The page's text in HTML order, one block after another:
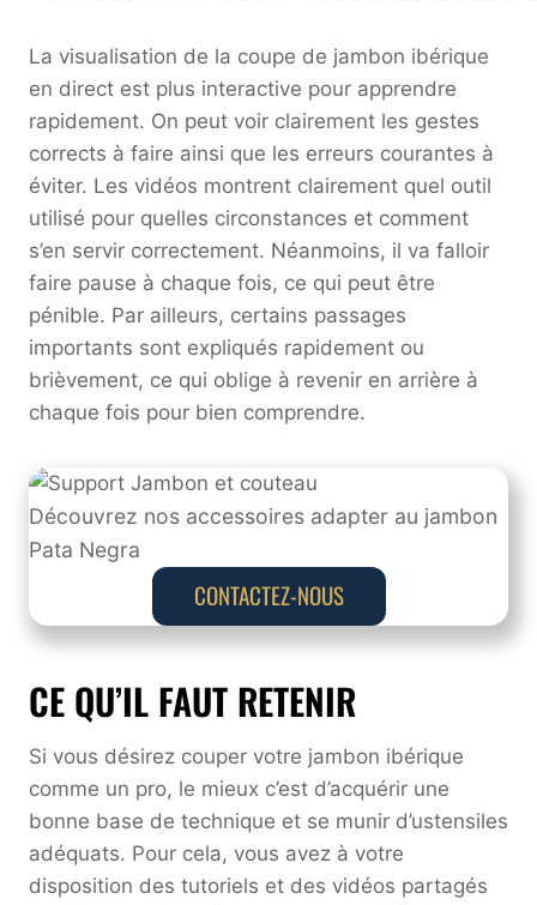
La visualisation de la coupe de jambon ibérique
en direct est plus interactive pour apprendre
rapidement. On peut voir clairement les gestes
corrects à faire ainsi que les erreurs courantes à
éviter. Les vidéos montrent clairement quel outil
utilisé pour quelles circonstances et comment
s’en servir correctement. Néanmoins, il va falloir
faire pause à chaque fois, ce qui peut être
pénible. Par ailleurs, certains passages
importants sont expliqués rapidement ou
brièvement, ce qui oblige à revenir en arrière à
chaque fois pour bien comprendre.
Découvrez nos accessoires adapter au jambon
Pata Negra
CONTACTEZ-NOUS
CE QU’IL FAUT RETENIR
Si vous désirez couper votre jambon ibérique
comme un pro, le mieux c’est d’acquérir une
bonne base de technique et se munir d’ustensiles
adéquats. Pour cela, vous avez à votre
disposition des tutoriels et des vidéos partagés